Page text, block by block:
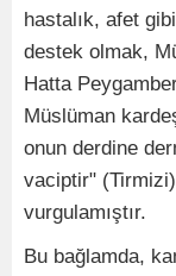
hastalık, afet
destek olmak,
Hatta
Müslüman
onun derdine
vaciptir"
vurgulamıştır.
Bu bağlamda,